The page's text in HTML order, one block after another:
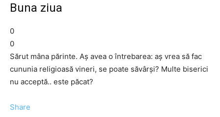
Buna ziua
0
0
Sărut mâna părinte. Aș avea o întrebarea: aș vrea să fac
cununia religioasă vineri, se poate săvârși? Multe biserici
nu acceptă.. este păcat?
Share